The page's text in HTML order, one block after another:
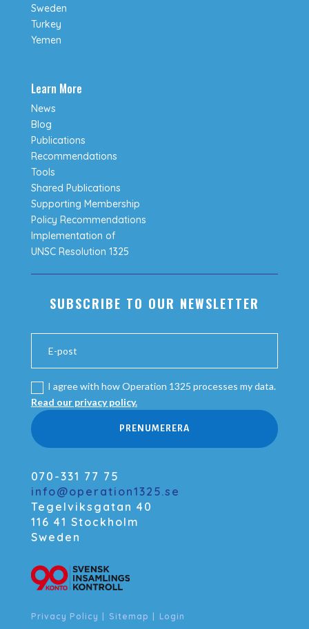
Sweden
Turkey
Yemen
Learn More
News
Blog
Publications
Recommendations
Tools
Shared Publications
Supporting Membership
Policy Recommendations
Implementation of
UNSC Resolution 1325
SUBSCRIBE TO OUR NEWSLETTER
I agree with how Operation 1325 processes my data.
Read our privacy policy.
PRENUMERERA
070-331 77 75
info@operation1325.se
Tegelviksgatan 40
116 41 Stockholm
Sweden
Privacy Policy Sitemap Login